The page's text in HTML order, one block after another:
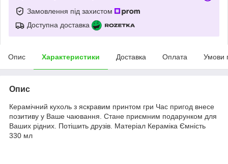
Замовлення під захистом
Доступна доставка
Опис Характеристики Доставка Оплата Умови
Опис
Керамічний кухоль з яскравим принтом гри Час пригод внесе
позитиву у Ваше чаювання. Стане приємним подарунком для
Ваших рідних. Потішить друзів. Матеріал Кераміка Ємність
330 мл